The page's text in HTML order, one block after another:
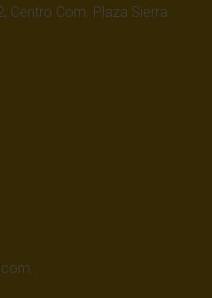
Centro Com. Plaza Sierra